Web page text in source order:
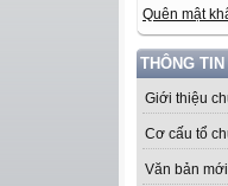
Quên mật
THÔNG TIN
Giới thiệu
Cơ cấu tổ
Văn bản mới